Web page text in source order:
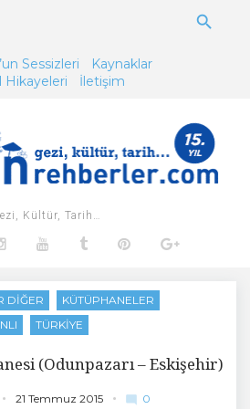
search
Sessizleri
Kaynaklar
Hikayeleri İletişim
Kültür, Tarih…
DIĞER
KÜTÜPHANELER
TÜRKIYE
(Odunpazarı – Eskişehir)
21 Temmuz 2015 mode_comment 0